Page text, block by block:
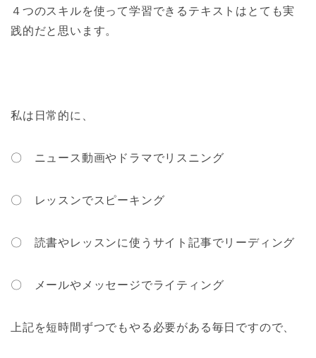
４つのスキルを使って学習できるテキストはとても実
践的だと思います。
私は日常的に、
〇 ニュース動画やドラマでリスニング
〇 レッスンでスピーキング
〇 読書やレッスンに使うサイト記事でリーディング
〇 メールやメッセージでライティング
上記を短時間ずつでもやる必要がある毎日ですので、